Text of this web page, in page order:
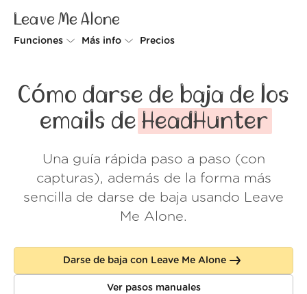
Leave Me Alone
Funciones
Spam Blocker
Do-not-disturb
Más info
Cómo funciona
Seguridad
Muro de amor
FAQ
Precios
Cómo darse de baja de los
emails de HeadHunter
Una guía rápida paso a paso (con
capturas), además de la forma más
sencilla de darse de baja usando Leave
Me Alone.
Darse de baja con Leave Me Alone
Ver pasos manuales